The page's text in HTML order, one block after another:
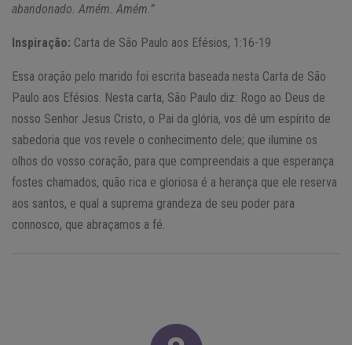
abandonado. Amém. Amém.”
Inspiração: Carta de São Paulo aos Efésios, 1:16-19
Essa oração pelo marido foi escrita baseada nesta Carta de São
Paulo aos Efésios. Nesta carta, São Paulo diz: Rogo ao Deus de
nosso Senhor Jesus Cristo, o Pai da glória, vos dê um espírito de
sabedoria que vos revele o conhecimento dele; que ilumine os
olhos do vosso coração, para que compreendais a que esperança
fostes chamados, quão rica e gloriosa é a herança que ele reserva
aos santos, e qual a suprema grandeza de seu poder para
connosco, que abraçamos a fé.